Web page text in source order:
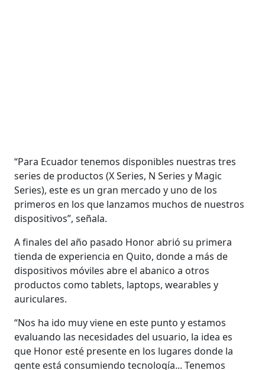
“Para Ecuador tenemos disponibles nuestras tres
series de productos (X Series, N Series y Magic
Series), este es un gran mercado y uno de los
primeros en los que lanzamos muchos de nuestros
dispositivos”, señala.
A finales del año pasado Honor abrió su primera
tienda de experiencia en Quito, donde a más de
dispositivos móviles abre el abanico a otros
productos como tablets, laptops, wearables y
auriculares.
“Nos ha ido muy viene en este punto y estamos
evaluando las necesidades del usuario, la idea es
que Honor esté presente en los lugares donde la
gente está consumiendo tecnología... Tenemos